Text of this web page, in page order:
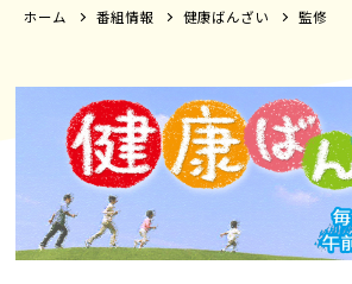
ホーム 番組情報 健康ばんざい 監修